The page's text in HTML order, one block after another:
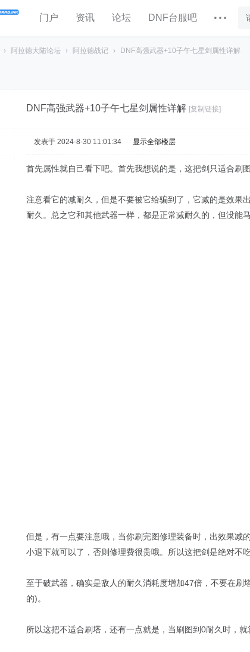
门户 资讯 论坛 DNF台服吧
› 阿拉德大陆论坛 › 阿拉德战记 › DNF高强武器+10子午七星剑属性详解
DNF高强武器+10子午七星剑属性详解 [复制链接]
发表于 2024-8-30 11:01:34 显示全部楼层
首先属性就自己看下吧。首先我想说的是，这把剑只适合刷
注意看它的减耐久，但是不要被它给骗到了，它减的是效果
耐久。总之它和其他武器一样，都是正常减耐久的，但没能
但是，有一点要注意哦，当你刷完图修理装备时，出效果减
小退下就可以了，否则修理费很贵哦。所以这把剑是绝对不吃
至于破武器，确实是敌人的耐久消耗度增加47倍，不要在
的)。
所以这把不适合刷塔，还有一点就是，当刷图到0耐久时，